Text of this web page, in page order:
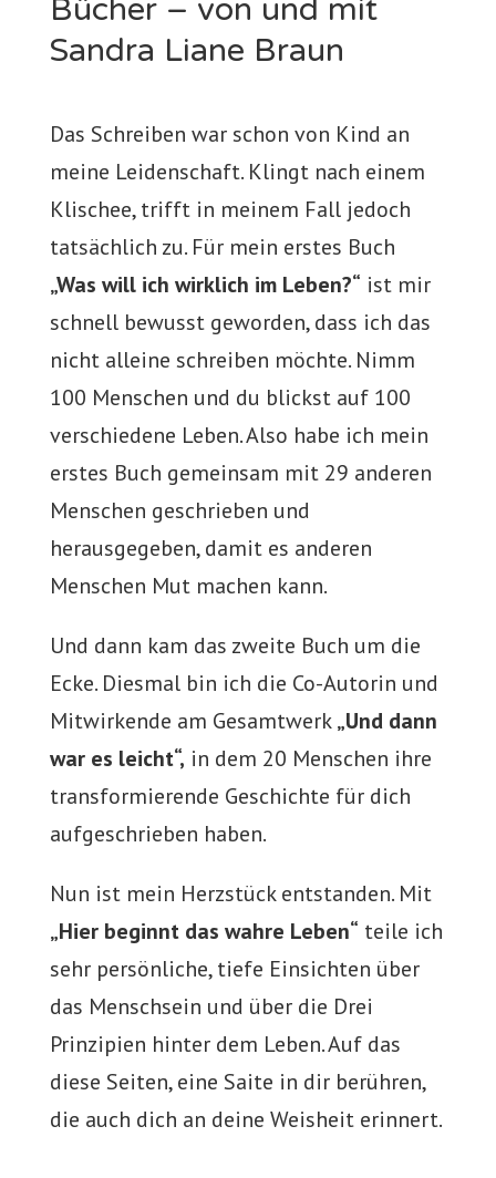
Bücher – von und mit
Sandra Liane Braun
Das Schreiben war schon von Kind an
meine Leidenschaft. Klingt nach einem
Klischee, trifft in meinem Fall jedoch
tatsächlich zu. Für mein erstes Buch
„Was will ich wirklich im Leben?“ ist mir
schnell bewusst geworden, dass ich das
nicht alleine schreiben möchte. Nimm
100 Menschen und du blickst auf 100
verschiedene Leben. Also habe ich mein
erstes Buch gemeinsam mit 29 anderen
Menschen geschrieben und
herausgegeben, damit es anderen
Menschen Mut machen kann.
Und dann kam das zweite Buch um die
Ecke. Diesmal bin ich die Co-Autorin und
Mitwirkende am Gesamtwerk„Und dann
war es leicht“, in dem 20 Menschen ihre
transformierende Geschichte für dich
aufgeschrieben haben.
Nun ist mein Herzstück entstanden. Mit
„Hier beginnt das wahre Leben“ teile ich
sehr persönliche, tiefe Einsichten über
das Menschsein und über die Drei
Prinzipien hinter dem Leben. Auf das
diese Seiten, eine Saite in dir berühren,
die auch dich an deine Weisheit erinnert.